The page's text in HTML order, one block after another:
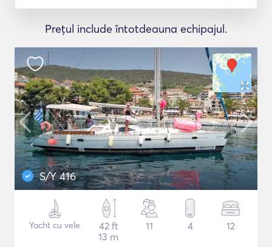
Prețul include întotdeauna echipajul.
S/Y 416
Yacht cu vele
42 ft
13 m
11 4 12